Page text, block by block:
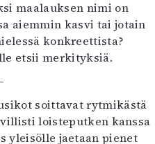
maalauksen nimi on
aiemmin kasvi tai jotain
konkreettista?
etsii merkityksiä.
soittavat rytmikästä
loisteputken kanssa
yleisölle jaetaan pienet